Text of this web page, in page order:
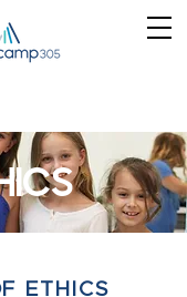
ETHICS